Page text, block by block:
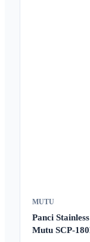
MUTU
Panci
Mutu SCP-